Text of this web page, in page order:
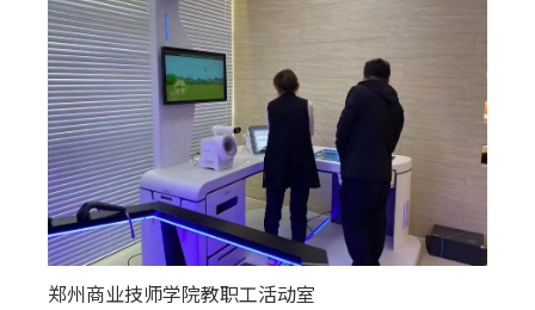
郑州商业技师学院教职工活动室